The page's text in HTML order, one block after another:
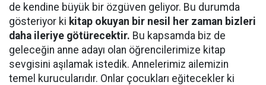
de kendine büyük bir özgüven geliyor. Bu durumda
gösteriyor ki kitap okuyan bir nesil her zaman bizleri
daha ileriye götürecektir. Bu kapsamda biz de
geleceğin anne adayı olan öğrencilerimize kitap
sevgisini aşılamak istedik. Annelerimiz ailemizin
temel kurucularıdır. Onlar çocukları eğitecekler ki